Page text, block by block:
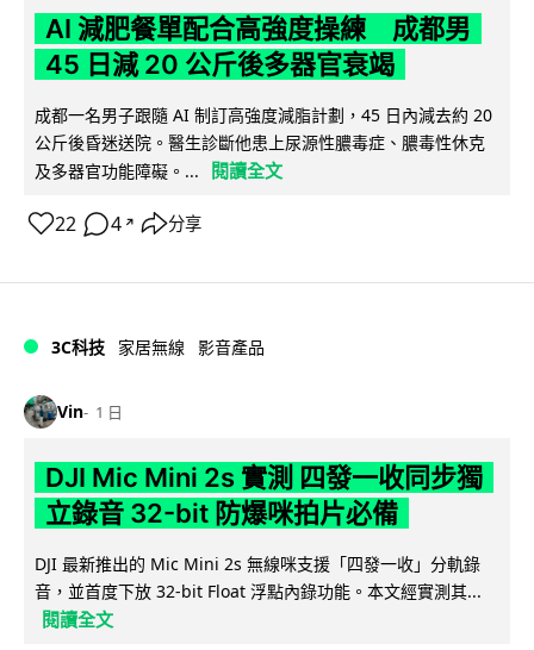
AI 減肥餐單配合高強度操練 成都男
45 日減 20 公斤後多器官衰竭
成都一名男子跟隨 AI 制訂高強度減脂計劃，45 日內減去約 20
公斤後昏迷送院。醫生診斷他患上尿源性膿毒症、膿毒性休克
及多器官功能障礙。...
閱讀全文
22 4 ↗ 分享
3C科技 家居無線 影音產品
Vin 1 日
DJI Mic Mini 2s 實測 四發一收同步獨
立錄音 32-bit 防爆咪拍片必備
DJI 最新推出的 Mic Mini 2s 無線咪支援「四發一收」分軌錄
音，並首度下放 32-bit Float 浮點內錄功能。本文經實測其...
閱讀全文